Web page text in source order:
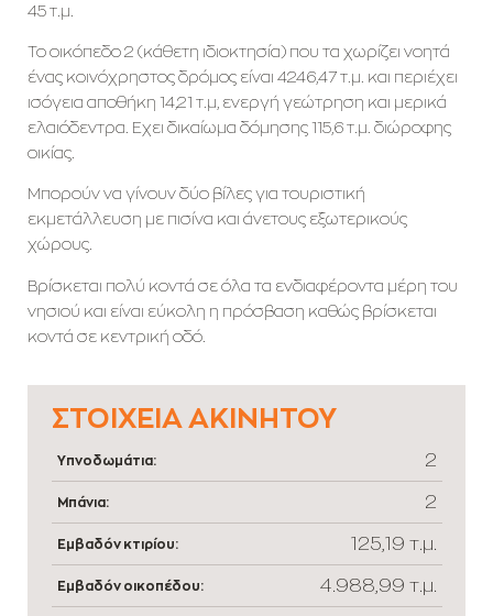
45 τ.μ.
To οικόπεδο 2 (κάθετη ιδιοκτησία) που τα χωρίζει νοητά
ένας κοινόχρηστος δρόμος είναι 4246,47 τ.μ. και περιέχει
ισόγεια αποθήκη 14,21 τ.μ, ενεργή γεώτρηση και μερικά
ελαιόδεντρα. Εχει δικαίωμα δόμησης 115,6 τ.μ. διώροφης
οικίας.
Μπορούν να γίνουν δύο βίλες για τουριστική
εκμετάλλευση με πισίνα και άνετους εξωτερικούς
χώρους.
Βρίσκεται πολύ κοντά σε όλα τα ενδιαφέροντα μέρη του
νησιού και είναι εύκολη η πρόσβαση καθώς βρίσκεται
κοντά σε κεντρική οδό.
Υπνοδωμάτια: 2
Μπάνια: 2
Εμβαδόν κτιρίου: 125,19 τ.μ.
Εμβαδόν οικοπέδου: 4.988,99 τ.μ.
ΣΤΟΙΧΕΊΑ ΑΚΙΝΉΤΟΥ